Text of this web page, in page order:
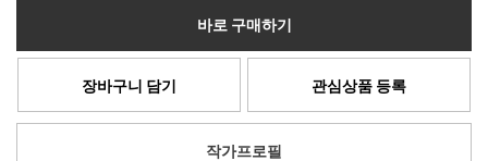
바로 구매하기
장바구니 담기 관심상품 등록
작가프로필